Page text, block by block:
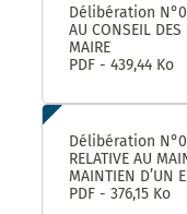
Délibération
AU CONSEIL
MAIRE
PDF - 439,44 Ko
Délibération
RELATIVE AU
MAINTIEN D’UN
FONCTIONS
PDF - 376,15 Ko